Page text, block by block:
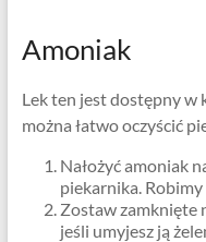
Amoniak
Lek ten jest dostępny w
można łatwo oczyścić
Nałożyć amoniak
piekarnika.
Zostaw zamknięte
jeśli umyjesz ją